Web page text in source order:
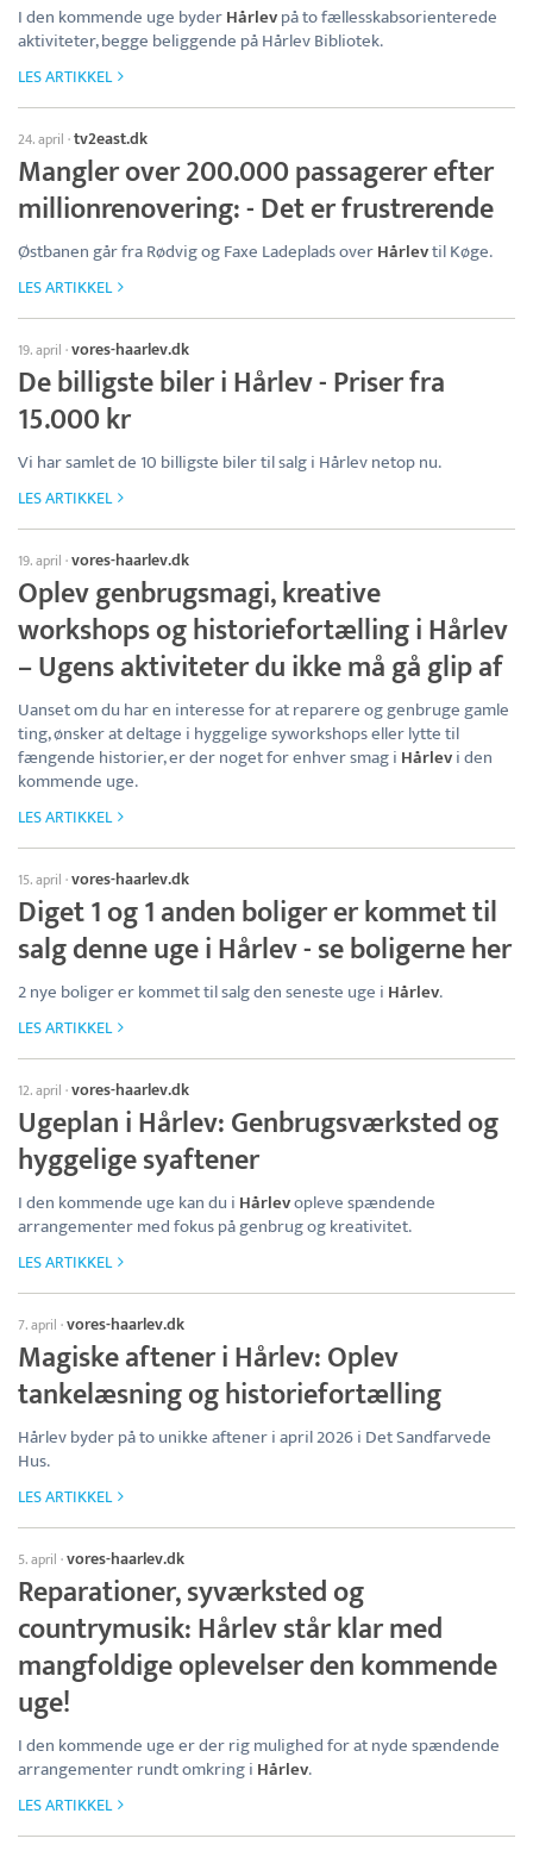
I den kommende uge byderHårlevpå to fællesskabsorienterede
aktiviteter, begge beliggende på Hårlev Bibliotek.
LES ARTIKKEL
24. april ·tv2east.dk
Mangler over 200.000 passagerer efter
millionrenovering: - Det er frustrerende
Østbanen går fra Rødvig og Faxe Ladeplads overHårlevtil Køge.
LES ARTIKKEL
19. april ·vores-haarlev.dk
De billigste biler i Hårlev - Priser fra
15.000 kr
Vi har samlet de 10 billigste biler til salg i Hårlev netop nu.
LES ARTIKKEL
19. april ·vores-haarlev.dk
Oplev genbrugsmagi, kreative
workshops og historiefortælling i Hårlev
– Ugens aktiviteter du ikke må gå glip af
Uanset om du har en interesse for at reparere og genbruge gamle
ting, ønsker at deltage i hyggelige syworkshops eller lytte til
fængende historier, er der noget for enhver smag i Hårlevi den
kommende uge.
LES ARTIKKEL
15. april ·vores-haarlev.dk
Diget 1 og 1 anden boliger er kommet til
salg denne uge i Hårlev - se boligerne her
2 nye boliger er kommet til salg den seneste uge i Hårlev.
LES ARTIKKEL
12. april ·vores-haarlev.dk
Ugeplan i Hårlev: Genbrugsværksted og
hyggelige syaftener
I den kommende uge kan du i Hårlevopleve spændende
arrangementer med fokus på genbrug og kreativitet.
LES ARTIKKEL
7. april ·vores-haarlev.dk
Magiske aftener i Hårlev: Oplev
tankelæsning og historiefortælling
Hårlev byder på to unikke aftener i april 2026 i Det Sandfarvede
Hus.
LES ARTIKKEL
5. april ·vores-haarlev.dk
Reparationer, syværksted og
countrymusik: Hårlev står klar med
mangfoldige oplevelser den kommende
uge!
I den kommende uge er der rig mulighed for at nyde spændende
arrangementer rundt omkring i Hårlev.
LES ARTIKKEL